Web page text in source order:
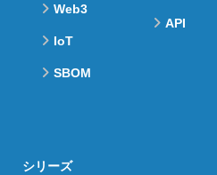
Web3
IoT
SBOM
API
シリーズ